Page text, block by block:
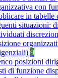
con
in tabelle
situazioni:
9
posizioni
di funzione